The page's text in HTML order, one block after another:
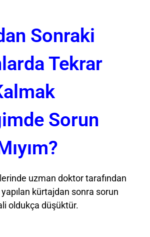
Sonraki
Tekrar
Sorun
uzman doktor tarafından
kürtajdan sonra sorun
oldukça düşüktür.